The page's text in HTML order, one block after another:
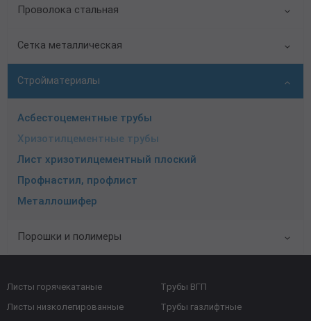
Проволока стальная
Сетка металлическая
Стройматериалы
Асбестоцементные трубы
Хризотилцементные трубы
Лист хризотилцементный плоский
Профнастил, профлист
Металлошифер
Порошки и полимеры
Листы горячекатаные
Листы низколегированные
Трубы ВГП
Трубы газлифтные